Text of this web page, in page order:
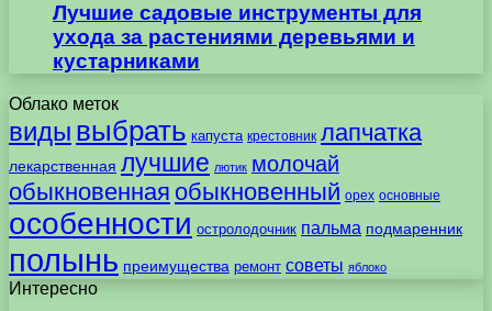
Лучшие садовые инструменты для
ухода за растениями деревьями и
кустарниками
Облако меток
виды выбрать капуста крестовник лапчатка
лекарственная лучшие лютик молочай
обыкновенная обыкновенный орех основные
особенности остролодочник пальма подмаренник
полынь преимущества ремонт советы яблоко
Интересно